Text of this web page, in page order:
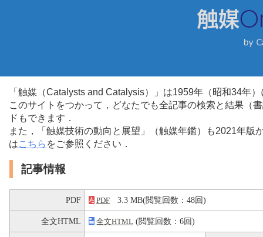
「触媒（Catalysts and Catalysis）」は1959年（昭和34年
このサイトをつかって，どなたでも全記事の検索と結果（
ドもできます．
また，「触媒技術の動向と展望」（触媒年鑑）も2021年
はこちら をご参照ください．
記事情報
PDF PDF 3.3 MB(閲覧回数：48回)
全文HTML 全文HTML (閲覧回数：6回)